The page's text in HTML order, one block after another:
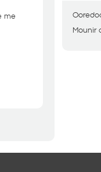
me
Mounir